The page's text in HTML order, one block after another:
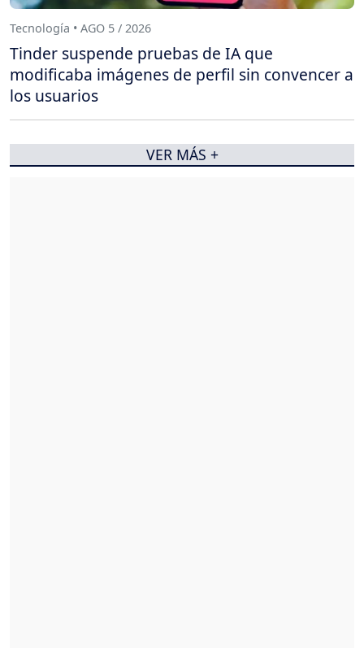
Tecnología • AGO 5 / 2026
Tinder suspende pruebas de IA que
modificaba imágenes de perfil sin convencer a
los usuarios
VER MÁS +